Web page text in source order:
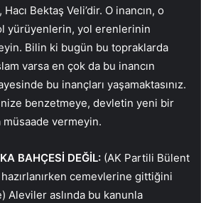
Hacı Bektaş Veli’dir. O inancın, o
yürüyenlerin, yol erenlerinin
Bilin ki bugün bu topraklarda
varsa en çok da bu inancın
bu inançları yaşamaktasınız.
benzetmeye, devletin yeni bir
müsaade vermeyin.
BAHÇESİ DEĞİL: (AK Partili Bülent
cemevlerine gittiğini
Aleviler aslında bu kanunla